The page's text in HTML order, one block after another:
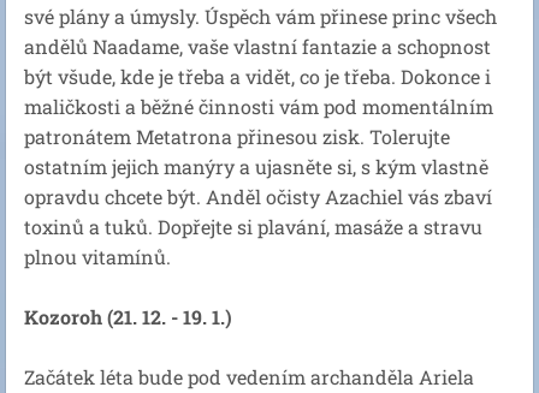
své plány a úmysly. Úspěch vám přinese princ všech
andělů Naadame, vaše vlastní fantazie a schopnost
být všude, kde je třeba a vidět, co je třeba. Dokonce i
maličkosti a běžné činnosti vám pod momentálním
patronátem Metatrona přinesou zisk. Tolerujte
ostatním jejich manýry a ujasněte si, s kým vlastně
opravdu chcete být. Anděl očisty Azachiel vás zbaví
toxinů a tuků. Dopřejte si plavání, masáže a stravu
plnou vitamínů.
Kozoroh (21. 12. - 19. 1.)
Začátek léta bude pod vedením archanděla Ariela